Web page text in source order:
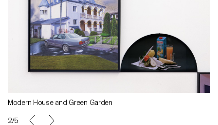
Modern House and Green Garden
2/5